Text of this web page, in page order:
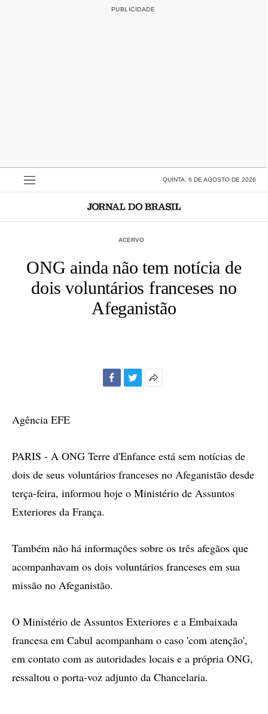
QUINTA, 6 DE AGOSTO DE 2026
ACERVO
ONG ainda não tem notícia de
dois voluntários franceses no
Afeganistão
Agência EFE
PARIS - A ONG Terre d'Enfance está sem notícias de
dois de seus voluntários franceses no Afeganistão desde
terça-feira, informou hoje o Ministério de Assuntos
Exteriores da França.
Também não há informações sobre os três afegãos que
acompanhavam os dois voluntários franceses em sua
missão no Afeganistão.
O Ministério de Assuntos Exteriores e a Embaixada
francesa em Cabul acompanham o caso 'com atenção',
em contato com as autoridades locais e a própria ONG,
ressaltou o porta-voz adjunto da Chancelaria.